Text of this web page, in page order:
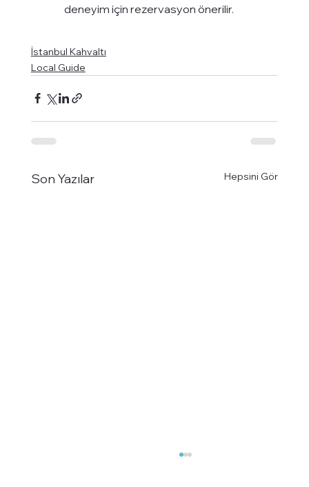
deneyim için rezervasyon önerilir.
İstanbul Kahvaltı
Local Guide
Son Yazılar Hepsini Gör